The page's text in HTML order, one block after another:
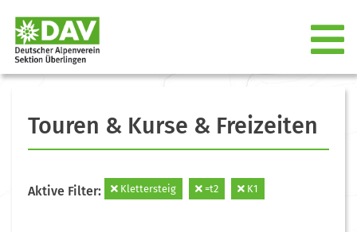
Touren & Kurse & Freizeiten
Aktive Filter: Klettersteig =t2 K1